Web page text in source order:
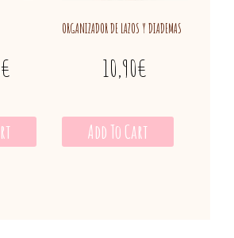
€
ORGANIZADOR DE LAZOS Y DIADEMAS
10,90€
Add To Cart